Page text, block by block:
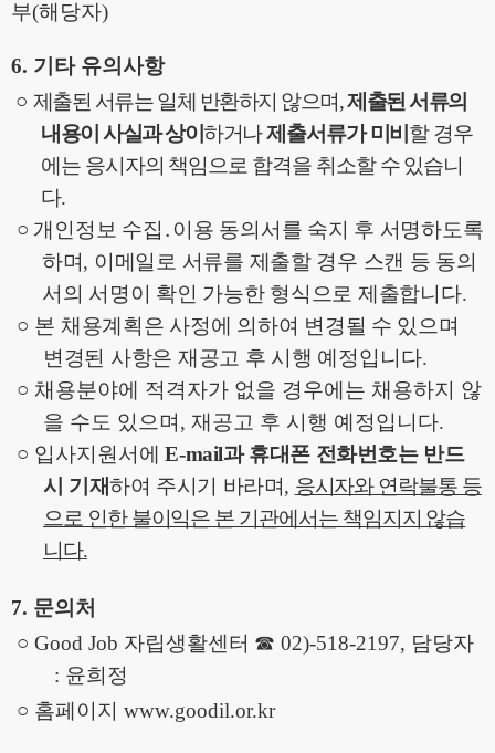
부(해당자)
6. 기타 유의사항
○ 제출된 서류는 일체 반환하지 않으며,제출된 서류의
내용이 사실과 상이하거나제출서류가 미비 할 경우
에는 응시자의 책임으로 합격을 취소할 수 있습니
다.
○ 개인정보 수집 ․ 이용 동의서를 숙지 후 서명하도록
하며, 이메일로 서류를 제출할 경우 스캔 등 동의
서의 서명이 확인 가능한 형식으로 제출합니다.
○ 본 채용계획은 사정에 의하여 변경될 수 있으며
변경된 사항은 재공고 후 시행 예정입니다.
○ 채용분야에 적격자가 없을 경우에는 채용하지 않
을 수도 있으며 , 재공고 후 시행 예정입니다.
○ 입사지원서에 E-mail과 휴대폰 전화번호는 반드
시 기재하여 주시기 바라며, 응시자와 연락불통 등
으로 인한 불이익은 본 기관에서는 책임지지 않습
니다.
7. 문의처
○ Good Job 자립생활센터 ☎ 02)-518-2197, 담당자
: 윤희정
○ 홈페이지 www.goodil.or.kr